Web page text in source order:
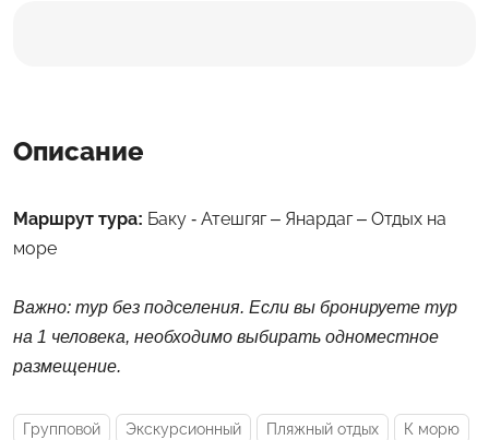
Описание
Маршрут тура: Баку - Атешгяг – Янардаг – Отдых на
море
Важно: тур без подселения. Если вы бронируете тур
на 1 человека, необходимо выбирать одноместное
размещение.
Групповой Экскурсионный Пляжный отдых К морю